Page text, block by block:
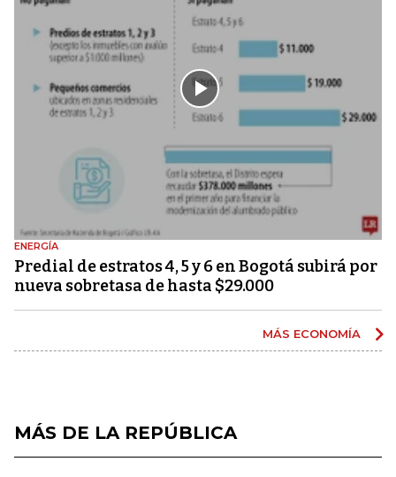
ENERGÍA
Predial de estratos 4, 5 y 6 en Bogotá subirá por
nueva sobretasa de hasta $29.000
MÁS ECONOMÍA
MÁS DE LA REPÚBLICA